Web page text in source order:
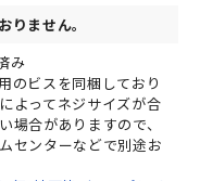
りません。
み
のビスを同梱しており
よってネジサイズが合
場合がありますので、
センターなどで別途お